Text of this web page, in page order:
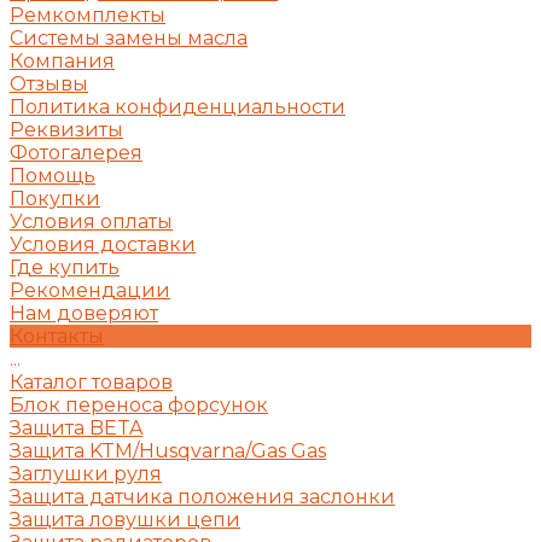
Ремкомплекты
Системы замены масла
Компания
Отзывы
Политика конфиденциальности
Реквизиты
Фотогалерея
Помощь
Покупки
Условия оплаты
Условия доставки
Где купить
Рекомендации
Нам доверяют
Контакты
...
Каталог товаров
Блок переноса форсунок
Защита BETA
Защита KTM/Husqvarna/Gas Gas
Заглушки руля
Защита датчика положения заслонки
Защита ловушки цепи